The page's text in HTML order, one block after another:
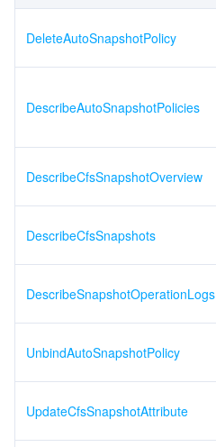
DeleteAutoSnapshotPolicy
DescribeAutoSnapshotPolicies
DescribeCfsSnapshotOverview
DescribeCfsSnapshots
DescribeSnapshotOperationLogs
UnbindAutoSnapshotPolicy
UpdateCfsSnapshotAttribute